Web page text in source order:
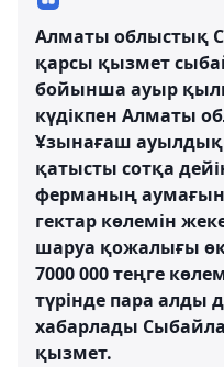
Алматы облыстық
қарсы қызмет
бойынша ауыр
күдікпен Алматы
Ұзынағаш ауылдық
қатысты сотқа
ферманың
гектар көлемін
шаруа қожалығы
7000 000 теңге
түрінде пара алды
хабарлады
қызмет.